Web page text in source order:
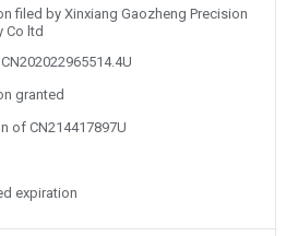
filed by Xinxiang Gaozheng Precision
Co ltd
granted
of CN214417897U
expiration